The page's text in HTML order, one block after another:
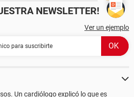
NEWSLETTER!
Ver un ejemplo
Un cardiólogo explicó lo que es